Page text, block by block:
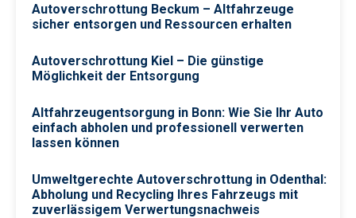
Autoverschrottung Beckum – Altfahrzeuge
sicher entsorgen und Ressourcen erhalten
Autoverschrottung Kiel – Die günstige
Möglichkeit der Entsorgung
Altfahrzeugentsorgung in Bonn: Wie Sie Ihr Auto
einfach abholen und professionell verwerten
lassen können
Umweltgerechte Autoverschrottung in Odenthal:
Abholung und Recycling Ihres Fahrzeugs mit
zuverlässigem Verwertungsnachweis